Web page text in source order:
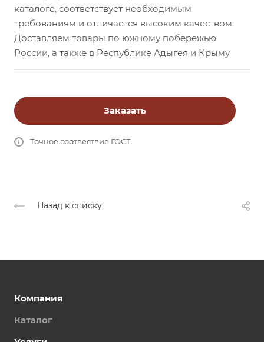
каталоге, соответствует необходимым
требованиям и отличается высоким качеством.
Доставляем товары по южному побережью
России, а также в Республике Адыгея и Крыму
Заказать
Точное соотвествие ГОСТ.
Назад к списку
Компания
Каталог